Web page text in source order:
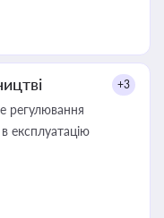
+3
регулювання
експлуатацію